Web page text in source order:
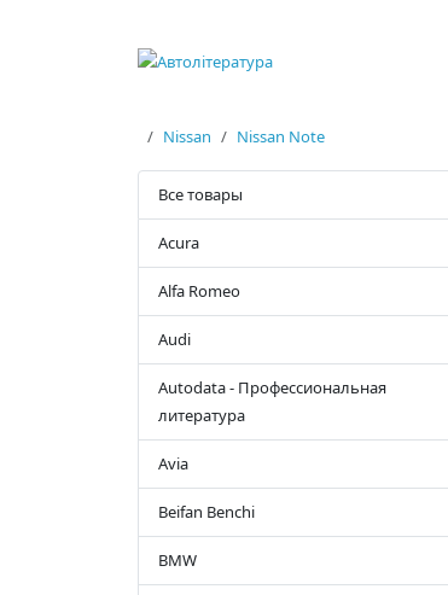
Nissan Nissan Note
Все товары
Acura
Alfa Romeo
Audi
Autodata - Профессиональная
литература
Avia
Beifan Benchi
BMW